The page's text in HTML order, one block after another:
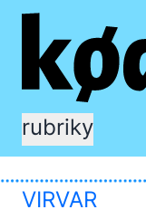
rubriky
VIRVAR